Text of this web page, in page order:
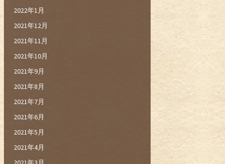
2022年1月
2021年12月
2021年11月
2021年10月
2021年9月
2021年8月
2021年7月
2021年6月
2021年5月
2021年4月